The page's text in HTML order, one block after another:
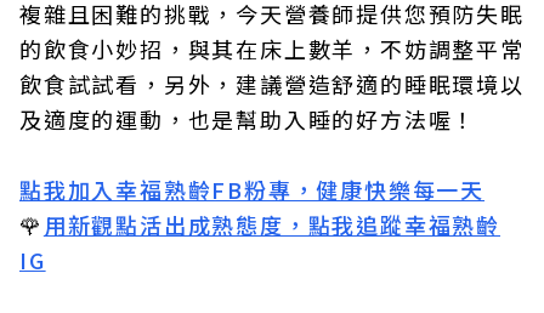
複雜且困難的挑戰，今天營養師提供您預防失眠
的飲食小妙招，與其在床上數羊，不妨調整平常
飲食試試看，另外，建議營造舒適的睡眠環境以
及適度的運動，也是幫助入睡的好方法喔！
點我加入幸福熟齡FB粉專，健康快樂每一天
🌹 用新觀點活出成熟態度，點我追蹤幸福熟齡
IG